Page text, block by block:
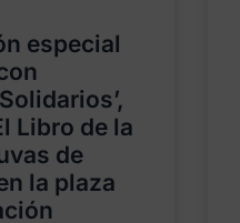
especial
Libro de la
de
la plaza